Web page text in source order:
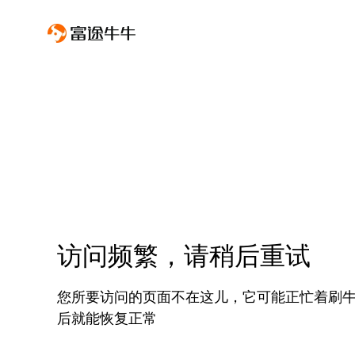
访问频繁，请稍后重试
您所要访问的页面不在这儿，它可能正忙着刷
后就能恢复正常